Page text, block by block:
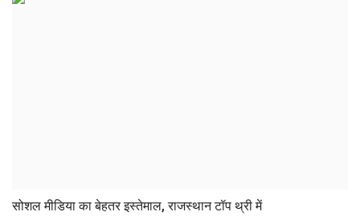
सोशल मीडिया का बेहतर इस्तेमाल, राजस्थान टॉप थ्री में